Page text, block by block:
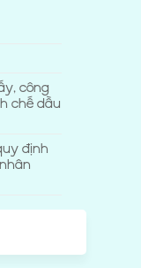
công
chế dầu
định